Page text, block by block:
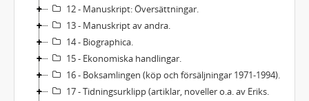
12 - Manuskript: Översättningar.
13 - Manuskript av andra.
14 - Biographica.
15 - Ekonomiska handlingar.
16 - Boksamlingen (köp och försäljningar 1971-1994).
17 - Tidningsurklipp (artiklar, noveller o.a. av Eriks.